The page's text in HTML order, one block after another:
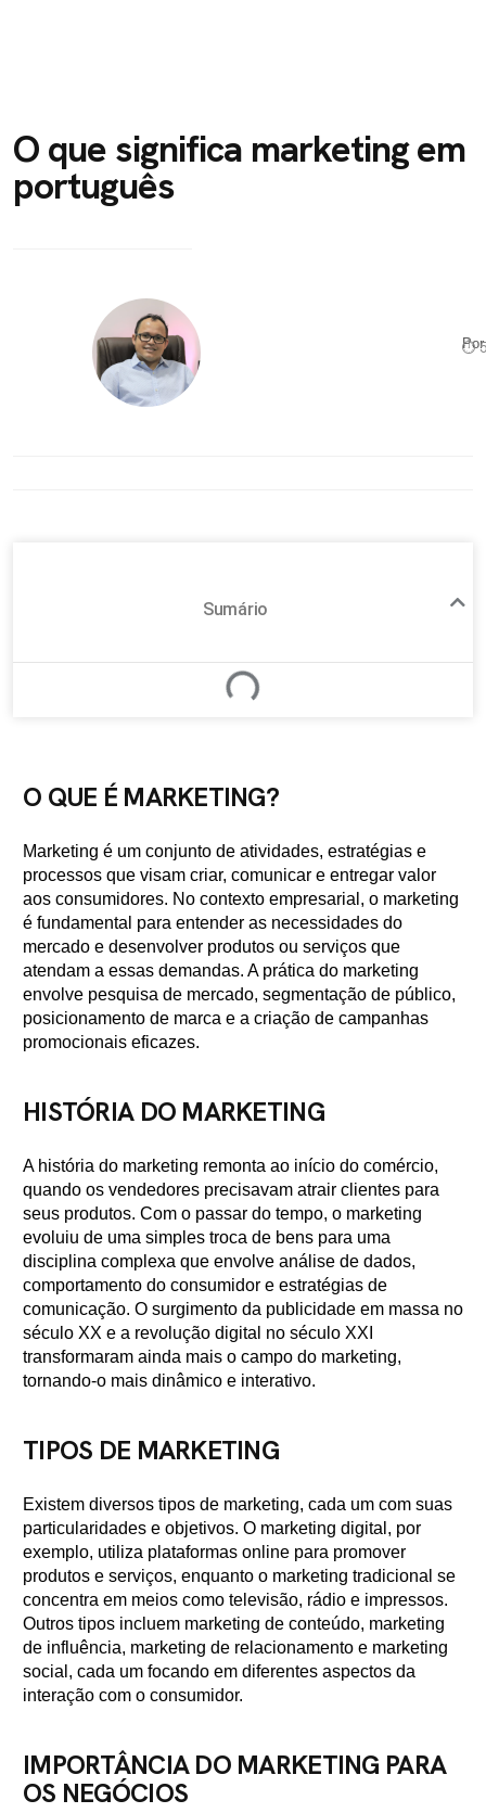
O que significa marketing em
português
⏱
Sumário
O QUE É MARKETING?
Marketing é um conjunto de atividades, estratégias e
processos que visam criar, comunicar e entregar valor
aos consumidores. No contexto empresarial, o marketing
é fundamental para entender as necessidades do
mercado e desenvolver produtos ou serviços que
atendam a essas demandas. A prática do marketing
envolve pesquisa de mercado, segmentação de público,
posicionamento de marca e a criação de campanhas
promocionais eficazes.
HISTÓRIA DO MARKETING
A história do marketing remonta ao início do comércio,
quando os vendedores precisavam atrair clientes para
seus produtos. Com o passar do tempo, o marketing
evoluiu de uma simples troca de bens para uma
disciplina complexa que envolve análise de dados,
comportamento do consumidor e estratégias de
comunicação. O surgimento da publicidade em massa no
século XX e a revolução digital no século XXI
transformaram ainda mais o campo do marketing,
tornando-o mais dinâmico e interativo.
TIPOS DE MARKETING
Existem diversos tipos de marketing, cada um com suas
particularidades e objetivos. O marketing digital, por
exemplo, utiliza plataformas online para promover
produtos e serviços, enquanto o marketing tradicional se
concentra em meios como televisão, rádio e impressos.
Outros tipos incluem marketing de conteúdo, marketing
de influência, marketing de relacionamento e marketing
social, cada um focando em diferentes aspectos da
interação com o consumidor.
IMPORTÂNCIA DO MARKETING PARA
OS NEGÓCIOS